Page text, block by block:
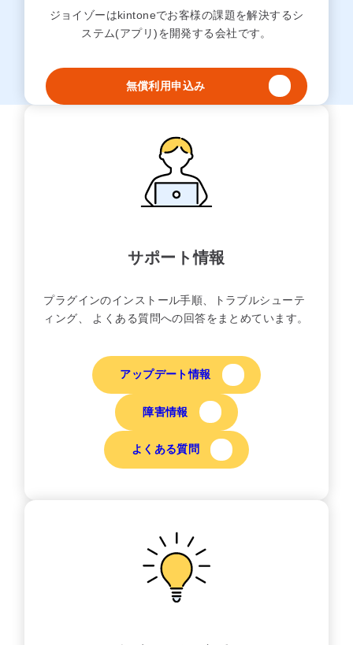
ジョイゾーはkintoneでお客様の課題を解決するシ
ステム(アプリ)を開発する会社です。
無償利用申込み
サポート情報
プラグインのインストール手順、トラブルシューテ
ィング、 よくある質問への回答をまとめています。
アップデート情報
障害情報
よくある質問